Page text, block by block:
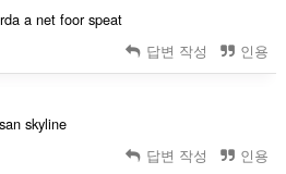
a net foor speat
답변 작성 인용
skyline
답변 작성 인용